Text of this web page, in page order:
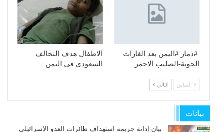
#ذمار #اليمن بعد الغارات
الجوية-الصليب الاحمر
الاطفال هدف التحالف
السعودي في اليمن
السابق التالي
بيانات
بيان إدانة جريمة استهداف طائرات العدو الإسرائيلي